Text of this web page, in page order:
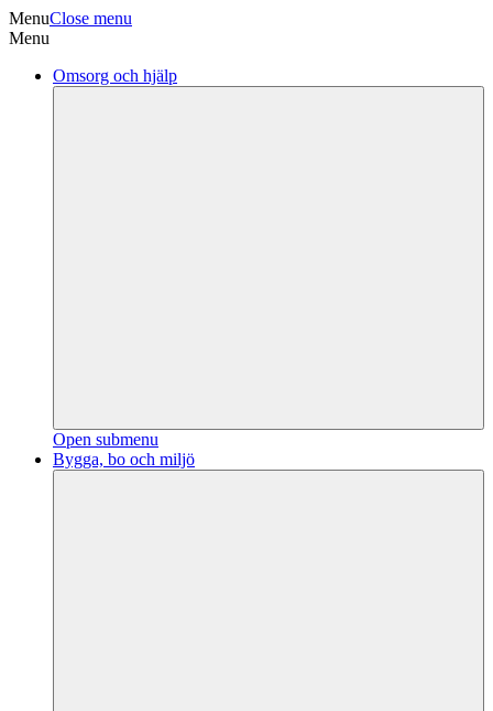
MenuClose menu
Menu
Omsorg och hjälp
Open submenu
Bygga, bo och miljö